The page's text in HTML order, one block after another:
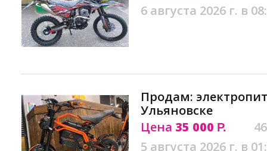
6 августа 2026 г. в
Продам:
Ульяновске
Цена 35 000 Р.
5 августа 2026 г. в